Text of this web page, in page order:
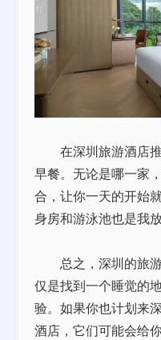
在深圳旅游酒店推
早餐。无论是哪一家
合，让你一天的开始
身房和游泳池也是我
总之，深圳的旅游
仅是找到一个睡觉的
验。如果你也计划来
酒店，它们可能会给